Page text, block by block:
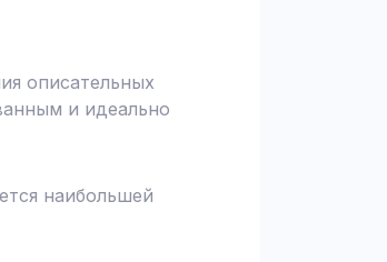
описательных
и идеально
наибольшей